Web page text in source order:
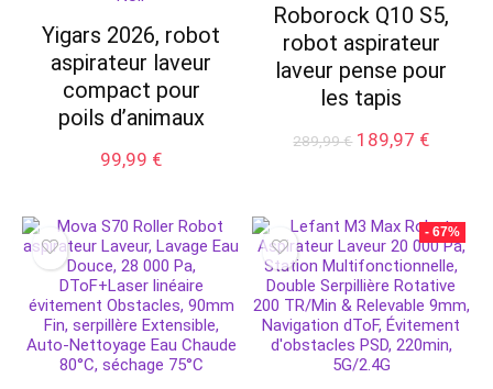
Yigars 2026, robot
aspirateur laveur
compact pour
poils d’animaux
99,99 €
Roborock Q10 S5,
robot aspirateur
laveur pense pour
les tapis
289,99€ Le
289,99 €.
189,97 €Le
189,97
- 67%